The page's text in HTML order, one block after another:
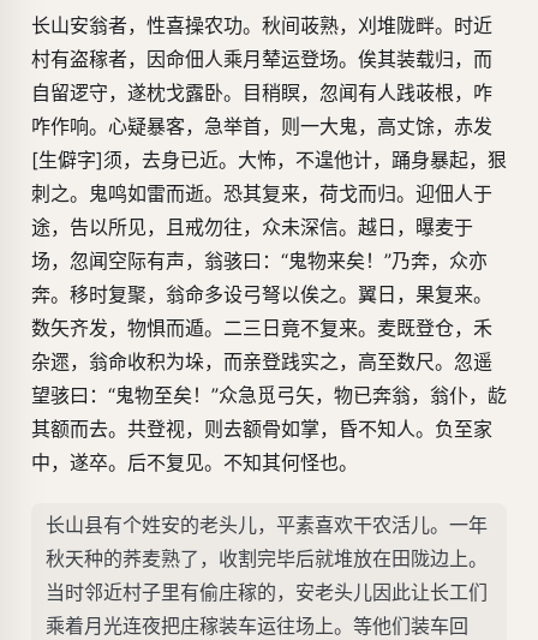
长山安翁者，性喜操农功。秋间荍熟，刈堆陇畔。时近
村有盗稼者，因命佃人乘月辇运登场。俟其装载归，而
自留逻守，遂枕戈露卧。目稍瞑，忽闻有人践荍根，咋
咋作响。心疑暴客，急举首，则一大鬼，高丈馀，赤发
[生僻字]须，去身已近。大怖，不遑他计，踊身暴起，狠
刺之。鬼鸣如雷而逝。恐其复来，荷戈而归。迎佃人于
途，告以所见，且戒勿往，众未深信。越日，曝麦于
场，忽闻空际有声，翁骇曰：“鬼物来矣！”乃奔，众亦
奔。移时复聚，翁命多设弓弩以俟之。翼日，果复来。
数矢齐发，物惧而遁。二三日竟不复来。麦既登仓，禾
杂遝，翁命收积为垛，而亲登践实之，高至数尺。忽遥
望骇曰：“鬼物至矣！”众急觅弓矢，物已奔翁，翁仆，龁
其额而去。共登视，则去额骨如掌，昏不知人。负至家
中，遂卒。后不复见。不知其何怪也。
长山县有个姓安的老头儿，平素喜欢干农活儿。一年
秋天种的荞麦熟了，收割完毕后就堆放在田陇边上。
当时邻近村子里有偷庄稼的，安老头儿因此让长工们
乘着月光连夜把庄稼装车运往场上。等他们装车回